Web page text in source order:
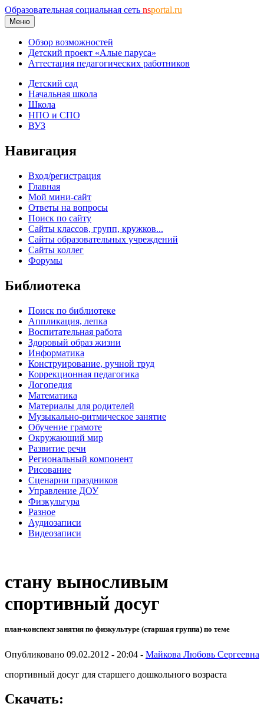
Образовательная социальная сеть nsportal.ru
Меню
Обзор возможностей
Детский проект «Алые паруса»
Аттестация педагогических работников
Детский сад
Начальная школа
Школа
НПО и СПО
ВУЗ
Навигация
Вход/регистрация
Главная
Мой мини-сайт
Ответы на вопросы
Поиск по сайту
Сайты классов, групп, кружков...
Сайты образовательных учреждений
Сайты коллег
Форумы
Библиотека
Поиск по библиотеке
Аппликация, лепка
Воспитательная работа
Здоровый образ жизни
Информатика
Конструирование, ручной труд
Коррекционная педагогика
Логопедия
Математика
Материалы для родителей
Музыкально-ритмическое занятие
Обучение грамоте
Окружающий мир
Развитие речи
Региональный компонент
Рисование
Сценарии праздников
Управление ДОУ
Физкультура
Разное
Аудиозаписи
Видеозаписи
стану выносливым
спортивный досуг
план-конспект занятия по физкультуре (старшая группа) по теме
Опубликовано 09.02.2012 - 20:04 - Майкова Любовь Сергеевна
спортивный досуг для старшего дошкольного возраста
Скачать: